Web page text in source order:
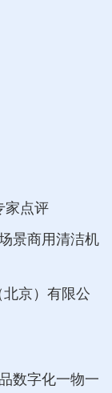
家点评
景商用清洁机
京）有限公
数字化一物一